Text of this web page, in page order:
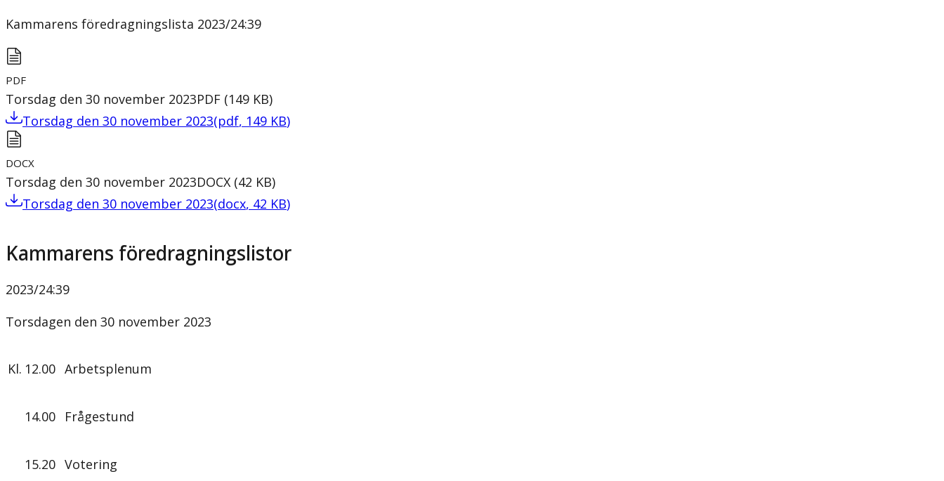
Kammarens föredragningslista 2023/24:39
PDF
Torsdag den 30 november 2023PDF (149 KB)
Torsdag den 30 november 2023(pdf, 149 KB)
DOCX
Torsdag den 30 november 2023DOCX (42 KB)
Torsdag den 30 november 2023(docx, 42 KB)
Kammarens föredragningslistor
2023/24:39
Torsdagen den 30 november 2023
Kl. 12.00 Arbetsplenum
14.00 Frågestund
15.20 Votering